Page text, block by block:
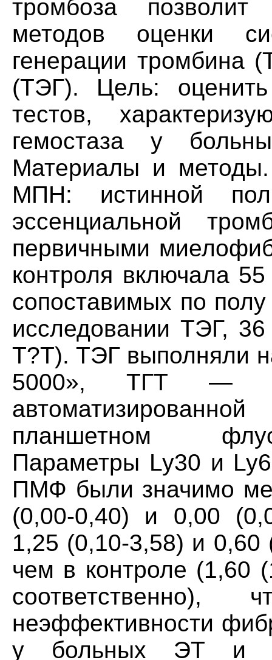
тромбоза позволит
методов оценки
генерации тромбина
(ТЭГ). Цель: оценить
тестов,
гемостаза у
Материалы и
MПH: истинной
эссенциальной
первичными
контроля включала
сопоставимых по
исследовании ТЭГ,
T?T). ТЭГ выполняли
5000», TГT —
планшетном
Параметры Ly30 и
ПMФ были значимо
(0,00-0,40) и 0,00
1,25 (0,10-3,58) и 0,60
чем в контроле (1,60
соответственно),
неэффективности
у больных ЭТ и